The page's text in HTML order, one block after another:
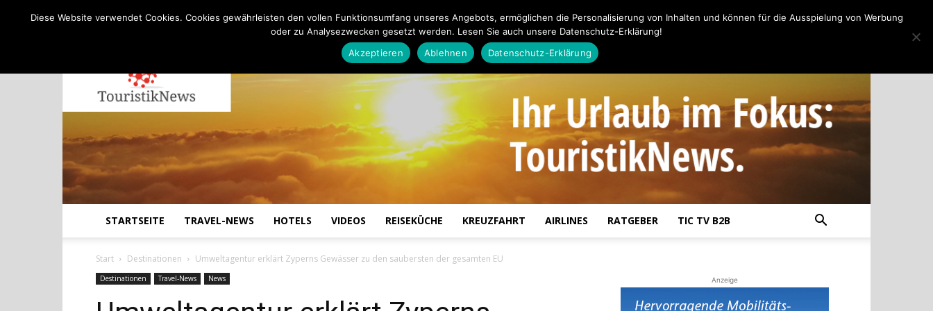
STARTSEITE TRAVEL-NEWS HOTELS VIDEOS REISEKÜCHE KREUZFAHRT AIRLINES RATGEBER TIC TV B2B
Start Destinationen Umweltagentur erklärt Zyperns Gewässer zu den saubersten der gesamten EU
Destinationen Travel-News News Anzeige
Diese Website verwendet Cookies. Cookies gewährleisten den vollen Funktionsumfang unseres Angebots, ermöglichen die Personalisierung von Inhalten und können für die Ausspielung von Werbung
oder zu Analysezwecken gesetzt werden. Lesen Sie auch unsere Datenschutz-Erklärung!
Akzeptieren
Ablehnen Datenschutz-Erklärung